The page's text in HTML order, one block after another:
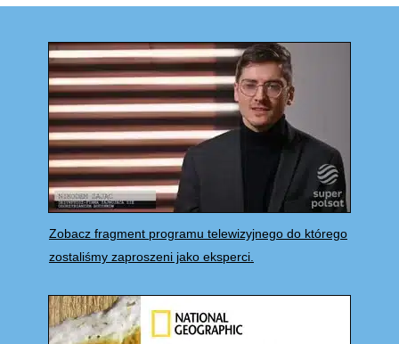
Zobacz fragment programu telewizyjnego do którego
zostaliśmy zaproszeni jako eksperci.